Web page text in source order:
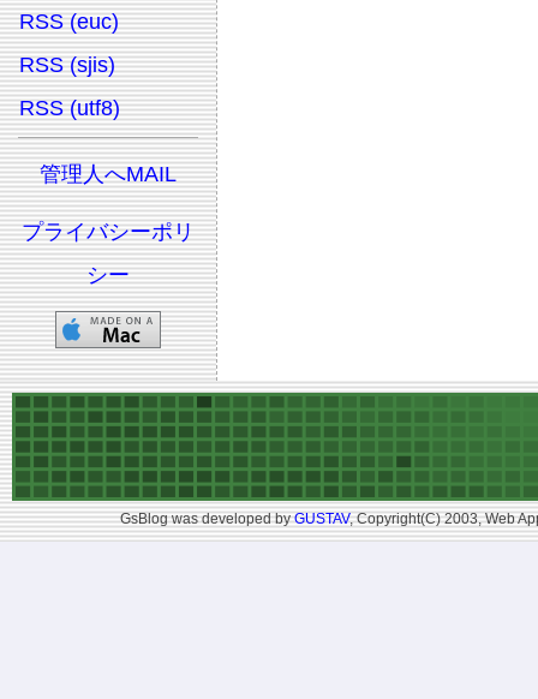
RSS (euc)
RSS (sjis)
RSS (utf8)
管理人へMAIL
プライバシーポリ
シー
GsBlog was developed byGUSTAV, Copyright(C) 2003, Web